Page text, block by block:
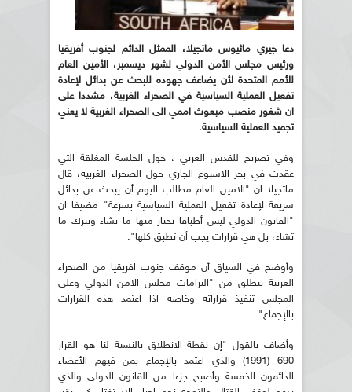
دعا جيري ماثيوس ماتجيلا، الممثل الدائم لجنوب أفريقيا
ورئيس مجلس الأمن الدولي لشهر ديسمبر، الأمين العام
للأمم المتحدة لأن يضاعف جهوده للبحث عن بدائل لإعادة
تفعيل العملية السياسية في الصحراء الغربية، مشددا على
ان شغور منصب مبعوث اممي الى الصحراء الغربية لا يعني
تجميد العملية السياسية.
وفي تصريح للقدس العربي ، حول الجلسة المغلقة التي
عقدت في بحر الاسبوع الجاري حول الصحراء الغربية، قال
ماتجيلا ان "الامين العام مطالب اليوم أن يبحث عن بدائل
سريعة لإعادة تفعيل العملية السياسية بسرعة" مضيفا ان
"القانون الدولي ليس أطباقا تختار منها ما تشاء وتترك ما
تشاء، بل هي قرارات يجب أن تطبق كلها".
وأوضح في السياق أن موقف جنوب افريقيا من الصحراء
الغربية ينطلق من "التزامات مجلس الامن الدولي وعلى
المجلس تنفيذ قراراته وخاصة اذا اعتمد هذه القرارات
بالإجماع" .
وأضاف بالقول "إن نقطة الانطلاق بالنسبة لنا هو القرار
690 (1991) والذي اعتمد بالإجماع بمن فيهم الأعضاء
الدائمون الخمسة وأصبح جزءا من القانون الدولي والذي